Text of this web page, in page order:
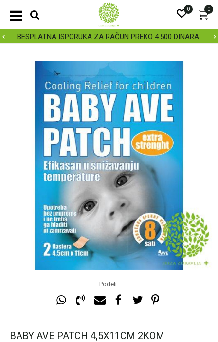
BESPLATNA ISPORUKA ZA RAČUN PREKO 4.500 DINARA
0
0
Podeli
BABY AVE PATCH 4,5X11CM 2KOM